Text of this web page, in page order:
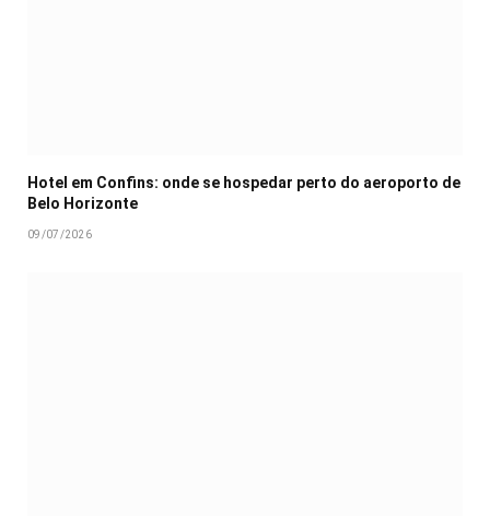
Hotel em Confins: onde se hospedar perto do aeroporto de
Belo Horizonte
09/07/2026